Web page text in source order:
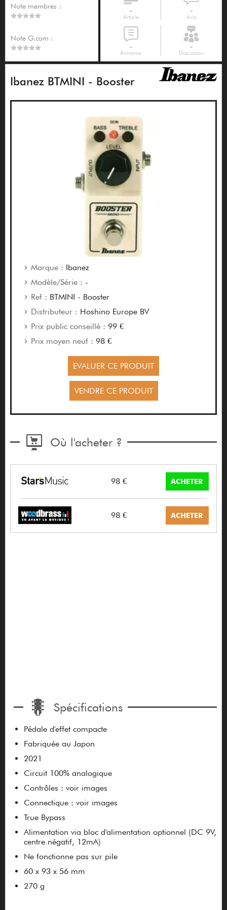
Note membres :
Note G.com :
-
Article
-
Avis
-
Annonce
-
Discussion
Ibanez BTMINI - Booster
Marque : Ibanez
Modèle/Série : -
Ref : BTMINI - Booster
Distributeur : Hoshino Europe BV
Prix public conseillé : 99 €
Prix moyen neuf : 98 €
EVALUER CE PRODUIT
VENDRE CE PRODUIT
Où l'acheter ?
98 € ACHETER
98 € ACHETER
Spécifications
Pédale d'effet compacte
Fabriquée au Japon
2021
Circuit 100% analogique
Contrôles : voir images
Connectique : voir images
True Bypass
Alimentation via bloc d'alimentation optionnel (DC 9V,
centre négatif, 12mA)
Ne fonctionne pas sur pile
60 x 93 x 56 mm
270 g